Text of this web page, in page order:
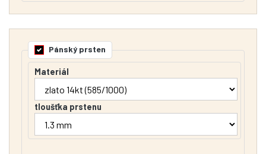
Pánský prsten
Materiál
tloušťka prstenu